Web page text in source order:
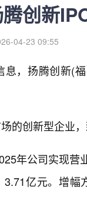
创新
04-23 09:55
，扬腾创新(
的创新型企业
年公司实现营
亿元。增